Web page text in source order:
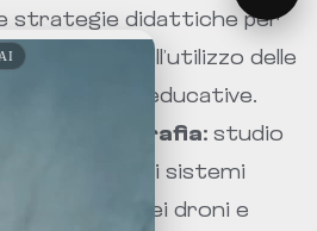
strategie didattiche per
geografia, dell’utilizzo delle
delle risorse educative.
alla geografia: studio
dei sistemi
dei GPS, dei droni e